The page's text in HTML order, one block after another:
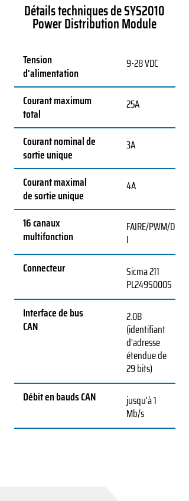
Détails techniques de SYS2010
Power Distribution Module
Tension
d'alimentation
9-28 VDC
Courant maximum
total
25A
Courant nominal de
sortie unique
3A
Courant maximal
de sortie unique
4A
16 canaux
multifonction
FAIRE/PWM/D
I
Connecteur
Sicma 211
PL249S0005
Interface de bus
CAN
2.0B
(identifiant
d'adresse
étendue de
29 bits)
Débit en bauds CAN
jusqu'à 1
Mb/s